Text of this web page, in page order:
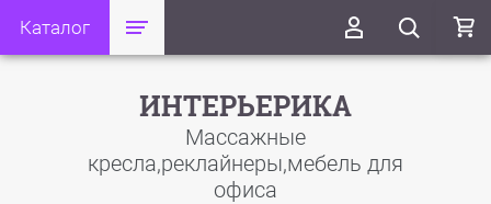
Каталог
ИНТЕРЬЕРИКА
Массажные
кресла,реклайнеры,мебель для
офиса